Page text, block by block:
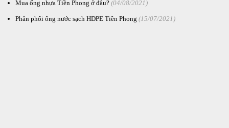
Mua ống nhựa Tiền Phong ở đâu? (04/08/2021)
Phân phối ống nước sạch HDPE Tiền Phong (15/07/2021)